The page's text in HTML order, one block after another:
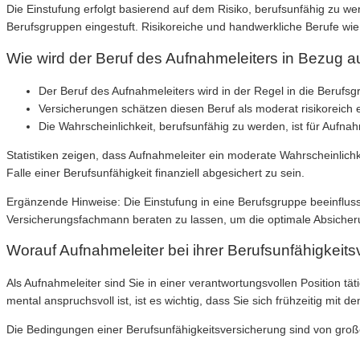
Die Einstufung erfolgt basierend auf dem Risiko, berufsunfähig zu
Berufsgruppen eingestuft. Risikoreiche und handwerkliche Berufe
Wie wird der Beruf des Aufnahmeleiters in Bezug
Der Beruf des Aufnahmeleiters wird in der Regel in die
Versicherungen schätzen diesen Beruf als moderat risikoreich
Die Wahrscheinlichkeit, berufsunfähig zu werden, ist für
Statistiken zeigen, dass Aufnahmeleiter ein moderate
Falle einer Berufsunfähigkeit finanziell abgesichert zu sein.
Ergänzende Hinweise: Die Einstufung in eine Berufsgruppe
Versicherungsfachmann beraten zu lassen, um die optimale
Worauf Aufnahmeleiter bei ihrer
Als Aufnahmeleiter sind Sie in einer verantwortungsvollen Position
mental anspruchsvoll ist, ist es wichtig, dass Sie sich frühzeitig mit
Die Bedingungen einer Berufsunfähigkeitsversicherung sind von